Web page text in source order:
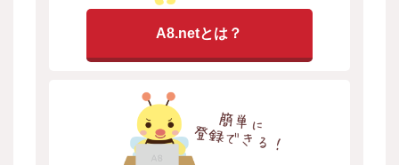
A8.netとは？